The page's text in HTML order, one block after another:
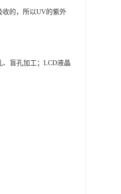
收的，所以UV的紫外
、盲孔加工；LCD液晶